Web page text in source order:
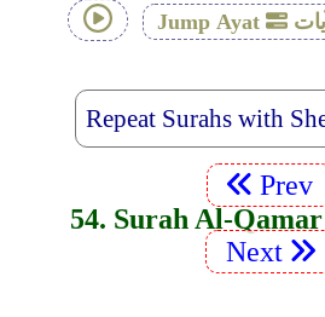
Jump Ayat
Prev
Next